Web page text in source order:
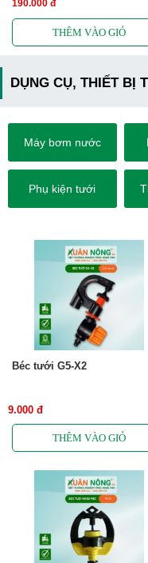
190.000 đ
DỤNG CỤ, THIẾT BỊ
Máy bơm nước
Phụ kiện tưới
Béc tưới G5-X2
9.000 đ